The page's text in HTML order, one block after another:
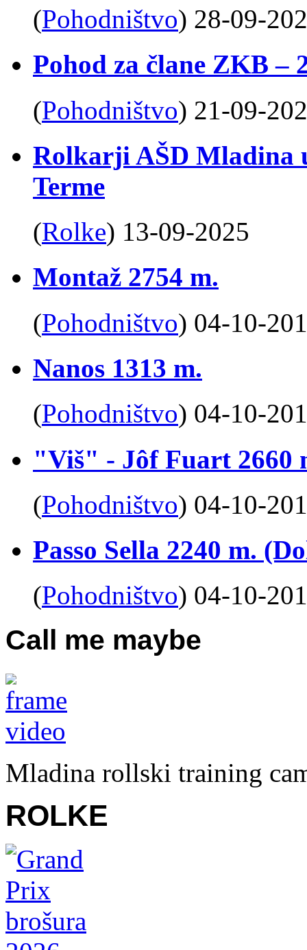
(Pohodništvo) 28-09-
Pohod za člane ZKB –
(Pohodništvo) 21-09-
Rolkarji AŠD Mladina
Terme
(Rolke) 13-09-2025
Montaž 2754 m.
(Pohodništvo) 04-10-
Nanos 1313 m.
(Pohodništvo) 04-10-
"Viš" - Jôf Fuart 2660
(Pohodništvo) 04-10-
Passo Sella 2240 m.
(Pohodništvo) 04-10-
Call me maybe
Mladina rollski training
ROLKE